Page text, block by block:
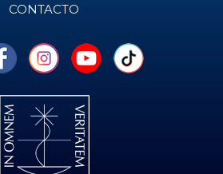
CONTACTO